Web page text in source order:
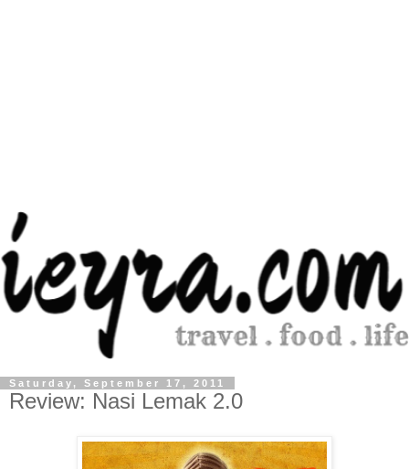
Saturday, September 17, 2011
Review: Nasi Lemak 2.0